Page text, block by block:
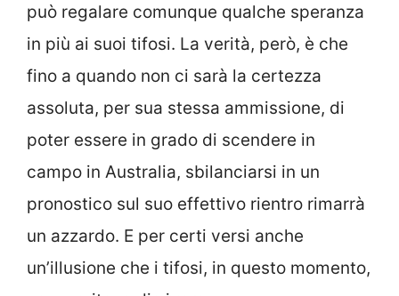
può regalare comunque qualche speranza
in più ai suoi tifosi. La verità, però, è che
fino a quando non ci sarà la certezza
assoluta, per sua stessa ammissione, di
poter essere in grado di scendere in
campo in Australia, sbilanciarsi in un
pronostico sul suo effettivo rientro rimarrà
un azzardo. E per certi versi anche
un’illusione che i tifosi, in questo momento,